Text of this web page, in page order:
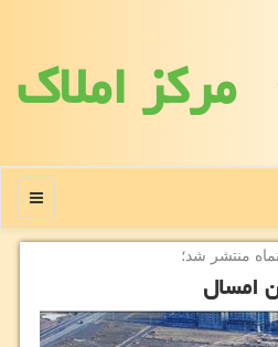
مركز املاك
منو
منتشر شد؛
امسال